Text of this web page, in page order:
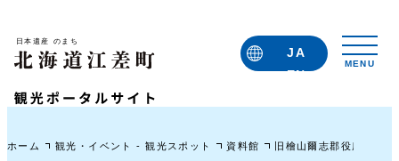
JA
EN
KO
ホーム 観光・イベント - 観光スポット 資料館 旧檜山爾志郡役所（江